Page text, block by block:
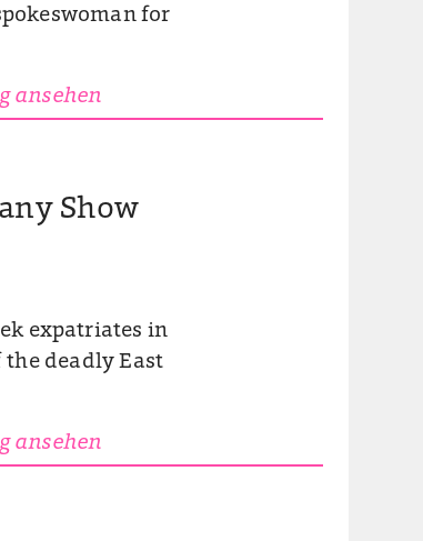
for
ansehen
Show
expatriates in
deadly East
ansehen